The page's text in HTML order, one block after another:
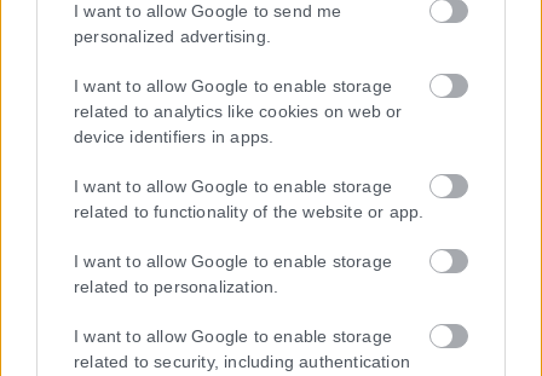
I want to allow Google to send me
personalized advertising.
I want to allow Google to enable storage
related to analytics like cookies on web or
device identifiers in apps.
I want to allow Google to enable storage
related to functionality of the website or app.
I want to allow Google to enable storage
related to personalization.
I want to allow Google to enable storage
related to security, including authentication